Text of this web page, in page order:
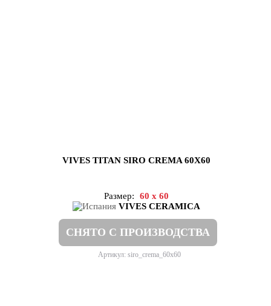
VIVES TITAN SIRO CREMA 60X60
Размер:
60 x 60
VIVES CERAMICA
СНЯТО С ПРОИЗВОДСТВА
Артикул: siro_crema_60x60